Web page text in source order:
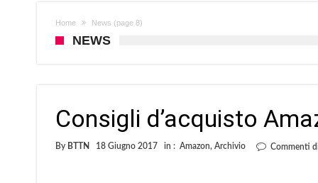
Home News (page 8)
NEWS
Consigli d’acquisto
By BTTN 18 Giugno 2017 in : Amazon, Archivio Commenti